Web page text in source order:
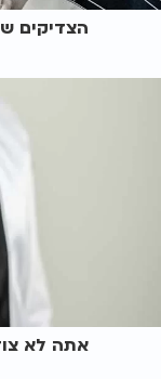
הצדיקים
אתה לא